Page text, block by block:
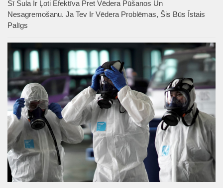
Šī Sula Ir Ļoti Efektīva Pret Vēdera Pūšanos Un
Nesagremošanu. Ja Tev Ir Vēdera Problēmas, Šis Būs Īstais
Palīgs